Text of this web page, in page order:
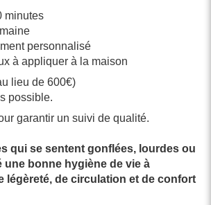
minutes
personnalisé
à appliquer à la maison
lieu de 600€)
possible.
garantir un suivi de qualité.
qui se sentent gonflées, lourdes ou
une bonne hygiène de vie à
légèreté, de circulation et de confort